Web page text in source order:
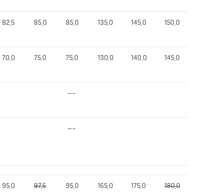
82,5 85,0 85,0 135,0 145,0 150,0
70,0 75,0 75,0 130,0 140,0 145,0
—–
—–
95,0 97,5 95,0 165,0 175,0 180,0